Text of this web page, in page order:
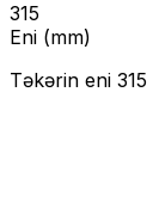
315
Eni (mm)
Təkərin eni 315